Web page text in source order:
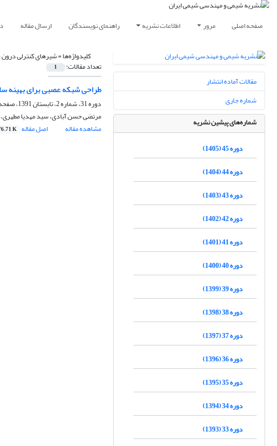
صفحه اصلی مرور اطلاعات نشریه راهنمای نویسندگان ارسال مقاله
کلیدواژه‌ها =شیرهای کنترلی
تعداد مقالات: 1
طراحی شبکه عصبی برای بهینه
دوره 31، شماره 2، تابستان 1391، صفحه
مرتضی حسن آبادی، سید مهدیا
مشاهده مقاله
اصل مقاله K
مقالات آماده انتشار
شماره جاری
شماره‌های پیشین نشریه
دوره 45 (1405)
دوره 44 (1404)
دوره 43 (1403)
دوره 42 (1402)
دوره 41 (1401)
دوره 40 (1400)
دوره 39 (1399)
دوره 38 (1398)
دوره 37 (1397)
دوره 36 (1396)
دوره 35 (1395)
دوره 34 (1394)
دوره 33 (1393)